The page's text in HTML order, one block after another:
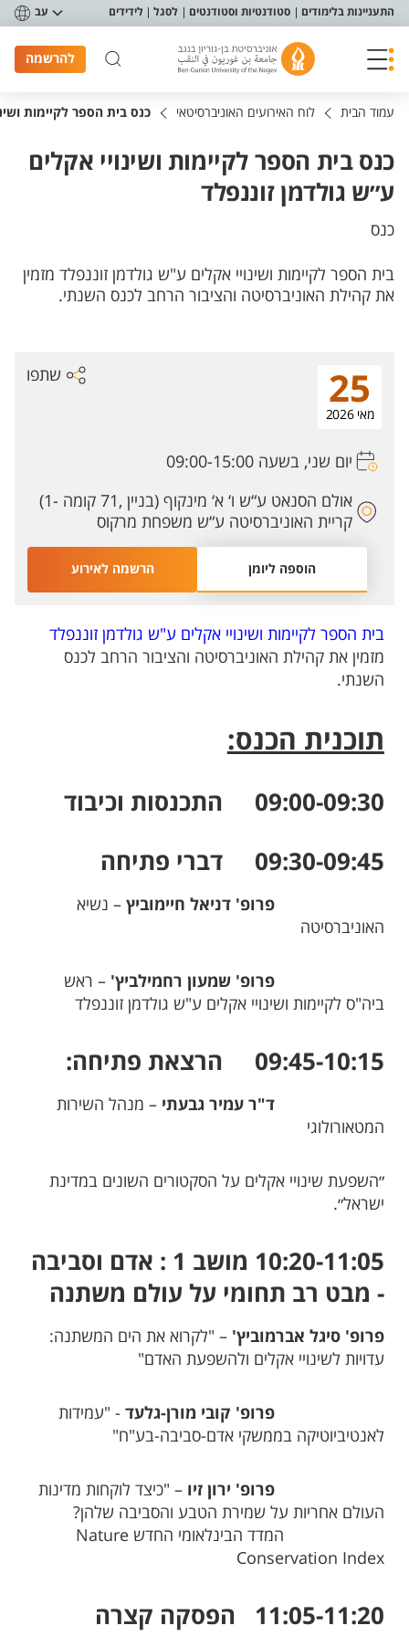
תפריט נגישות
התעניינות בלימודים סטודנטיות וסטודנטים לסגל לידידים עב
להרשמה
עמוד הבית לוח האירועים האוניברסיטאי כנס בית הספר לקיימות
כנס בית הספר לקיימות ושינויי אקלים
ע״ש גולדמן זוננפלד
כנס
בית הספר לקיימות ושינויי אקלים ע"ש גולדמן זוננפלד מזמין
את קהילת האוניברסיטה והציבור הרחב לכנס השנתי.
25
מאי 2026
יום שני, בשעה 09:00-15:00
אולם הסנאט ע“ש ו‘ א‘ מינקוף (בניין ,71 קומה -1)
קריית האוניברסיטה ע“ש משפחת מרקוס
שתפו
הוספה ליומן הרשמה לאירוע
בית הספר לקיימות ושינויי אקלים ע"ש גולדמן זוננפלד
מזמין את קהילת האוניברסיטה והציבור הרחב לכנס
השנתי.
תוכנית הכנס:
09:00-09:30 התכנסות וכיבוד
09:30-09:45 דברי פתיחה
פרופ' דניאל חיימוביץ – נשיא
האוניברסיטה
פרופ' שמעון רחמילביץ' – ראש
ביה"ס לקיימות ושינויי אקלים ע"ש גולדמן זוננפלד
09:45-10:15 הרצאת פתיחה:
ד"ר עמיר גבעתי – מנהל השירות
המטאורולוגי
״השפעת שינויי אקלים על הסקטורים השונים במדינת
ישראל״.
10:20-11:05 מושב 1 : אדם וסביבה
- מבט רב תחומי על עולם משתנה
פרופ' סיגל אברמוביץ' – "לקרוא את הים המשתנה:
עדויות לשינויי אקלים ולהשפעת האדם"
פרופ' קובי מורן-גלעד - "עמידות
לאנטיביוטיקה בממשקי אדם-סביבה-בע"ח"
פרופ' ירון זיו – "כיצד לוקחות מדינות
העולם אחריות על שמירת הטבע והסביבה שלהן?
המדד הבינלאומי החדש Nature
Conservation Index
11:05-11:20 הפסקה קצרה